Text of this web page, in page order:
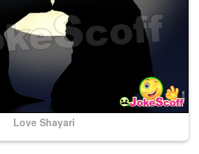
Love Shayari